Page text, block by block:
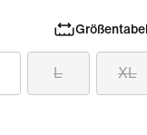
L XL